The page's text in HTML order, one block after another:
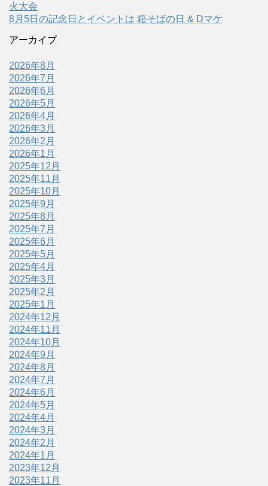
火大会
8月5日の記念日とイベントは 箱そばの日 & Dマケ
アーカイブ
2026年8月
2026年7月
2026年6月
2026年5月
2026年4月
2026年3月
2026年2月
2026年1月
2025年12月
2025年11月
2025年10月
2025年9月
2025年8月
2025年7月
2025年6月
2025年5月
2025年4月
2025年3月
2025年2月
2025年1月
2024年12月
2024年11月
2024年10月
2024年9月
2024年8月
2024年7月
2024年6月
2024年5月
2024年4月
2024年3月
2024年2月
2024年1月
2023年12月
2023年11月